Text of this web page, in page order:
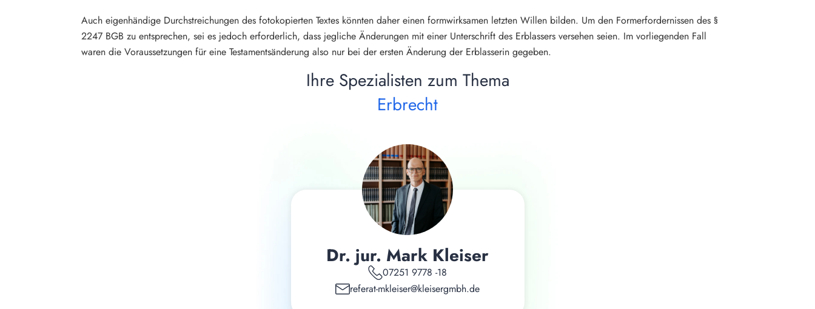
Auch eigenhändige Durchstreichungen des fotokopierten Textes könnten daher einen formwirksamen letzten Willen bilden. Um den Formerfordernissen des §
2247 BGB zu entsprechen, sei es jedoch erforderlich, dass jegliche Änderungen mit einer Unterschrift des Erblassers versehen seien. Im vorliegenden Fall
waren die Voraussetzungen für eine Testamentsänderung also nur bei der ersten Änderung der Erblasserin gegeben.
Ihre Spezialisten zum Thema
Erbrecht
Dr. jur. Mark Kleiser
07251 9778 -18
referat-mkleiser@kleisergmbh.de